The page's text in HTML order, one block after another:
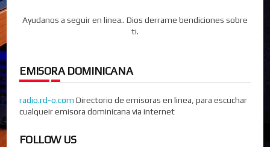
Ayudanos a seguir en linea.. Dios derrame bendiciones sobre
ti.
EMISORA DOMINICANA
radio.rd-o.com Directorio de emisoras en linea, para escuchar
cualqueir emisora dominicana via internet
FOLLOW US